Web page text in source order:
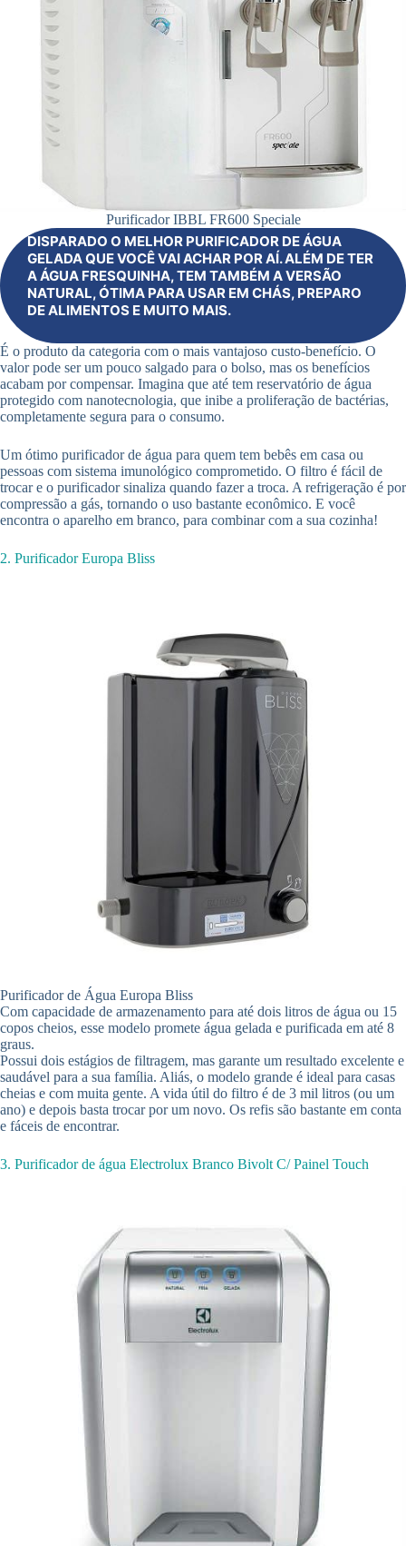
Purificador IBBL FR600 Speciale
DISPARADO O MELHOR PURIFICADOR DE ÁGUA
GELADA QUE VOCÊ VAI ACHAR POR AÍ. ALÉM DE TER
A ÁGUA FRESQUINHA, TEM TAMBÉM A VERSÃO
NATURAL, ÓTIMA PARA USAR EM CHÁS, PREPARO
DE ALIMENTOS E MUITO MAIS.
É o produto da categoria com o mais vantajoso custo-benefício. O
valor pode ser um pouco salgado para o bolso, mas os benefícios
acabam por compensar. Imagina que até tem reservatório de água
protegido com nanotecnologia, que inibe a proliferação de bactérias,
completamente segura para o consumo.
Um ótimo purificador de água para quem tem bebês em casa ou
pessoas com sistema imunológico comprometido. O filtro é fácil de
trocar e o purificador sinaliza quando fazer a troca. A refrigeração é por
compressão a gás, tornando o uso bastante econômico. E você
encontra o aparelho em branco, para combinar com a sua cozinha!
2. Purificador Europa Bliss
Purificador de Água Europa Bliss
Com capacidade de armazenamento para até dois litros de água ou 15
copos cheios, esse modelo promete água gelada e purificada em até 8
graus.
Possui dois estágios de filtragem, mas garante um resultado excelente e
saudável para a sua família. Aliás, o modelo grande é ideal para casas
cheias e com muita gente. A vida útil do filtro é de 3 mil litros (ou um
ano) e depois basta trocar por um novo. Os refis são bastante em conta
e fáceis de encontrar.
3. Purificador de água Electrolux Branco Bivolt C/ Painel Touch